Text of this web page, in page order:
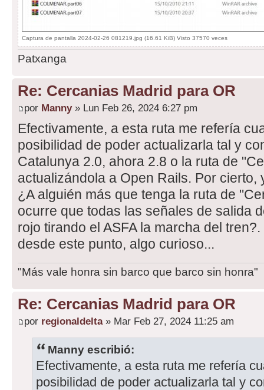
Captura de pantalla 2024-02-26 081219.jpg (16.61 KiB) Visto 37570 veces
Patxanga
Re: Cercanias Madrid para OR
por Manny» Lun Feb 26, 2024 6:27 pm
Efectivamente, a esta ruta me refería
posibilidad de poder actualizarla tal y
Catalunya 2.0, ahora 2.8 o la ruta de
actualizándola a Open Rails. Por cierto,
¿A alguién más que tenga la ruta de
ocurre que todas las señales de salida
rojo tirando el ASFA la marcha del
desde este punto, algo curioso...
"Más vale honra sin barco que barco sin honra"
Re: Cercanias Madrid para OR
por regionaldelta» Mar Feb 27, 2024 11:25 am
Manny escribió:
Efectivamente, a esta ruta me refería
posibilidad de poder actualizarla tal y